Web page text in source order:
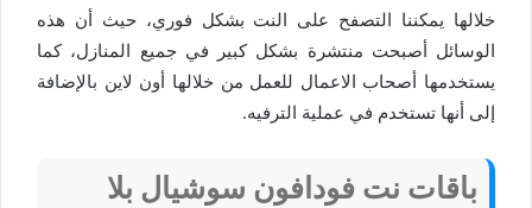
خلالها يمكننا التصفح على النت بشكل فوري، حيث أن هذه
الوسائل أصبحت منتشرة بشكل كبير في جميع المنازل، كما
يستخدمها أصحاب الاعمال للعمل من خلالها أون لاين بالإضافة
إلى أنها تستخدم في عملية الترفيه.
باقات نت فودافون سوشيال بلا